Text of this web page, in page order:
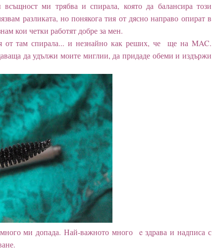
ми трябва и спирала, която да балансира този
разликата, но понякога тия от дясно направо опират в
кои четки работят добре за мен.
там спирала... и незнайно как реших, че ще на MAC.
да удължи моите миглии, да придаде обеми и издържи
ми допада. Най-важното много e здрава и надписа с